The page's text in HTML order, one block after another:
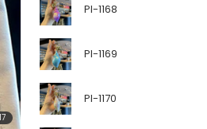
17
Pl-1168
Pl-1169
Pl-1170